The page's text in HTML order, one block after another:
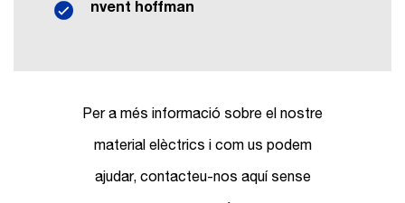
nvent hoffman
Per a més informació sobre el nostre
material elèctrics i com us podem
ajudar, contacteu-nos aquí sense